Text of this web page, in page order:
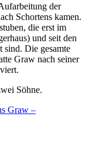
der
Schortens kamen.
die erst im
und seit den
sind. Die gesamte
Graw nach seiner
Söhne.
Graw –